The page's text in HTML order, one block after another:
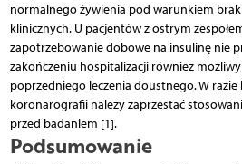
normalnego żywienia pod warunkiem
klinicznych. U pacjentów z ostrym
zapotrzebowanie dobowe na insulinę nie
zakończeniu hospitalizacji również
poprzedniego leczenia doustnego. W
koronarografii należy zaprzestać
przed badaniem [1].
Podsumowanie